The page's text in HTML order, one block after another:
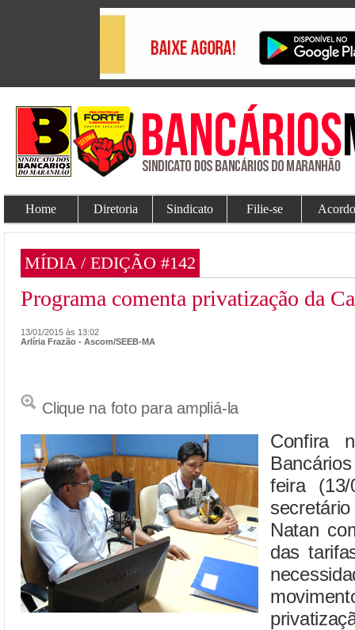
Home Diretoria Sindicato Filie-se
MÍDIA / EDIÇÃO #142
Programa comenta privatização da
13/01/2015 às 13:02
Arlíria Frazão - Ascom/SEEB-MA
Clique na foto para ampliá-la
Confira
feira
Natan
das